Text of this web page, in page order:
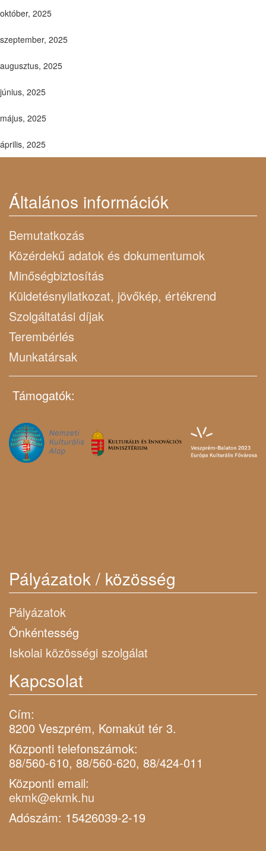
október, 2025
szeptember, 2025
augusztus, 2025
június, 2025
május, 2025
április, 2025
Általános információk
Bemutatkozás
Közérdekű adatok és dokumentumok
Minőségbiztosítás
Küldetésnyilatkozat, jövőkép, értékrend
Szolgáltatási díjak
Terembérlés
Munkatársak
Támogatók:
Pályázatok / közösség
Pályázatok
Önkéntesség
Iskolai közösségi szolgálat
Kapcsolat
Cím:
8200 Veszprém, Komakút tér 3.
Központi telefonszámok:
88/560-610, 88/560-620, 88/424-011
Központi email:
ekmk@ekmk.hu
Adószám: 15426039-2-19